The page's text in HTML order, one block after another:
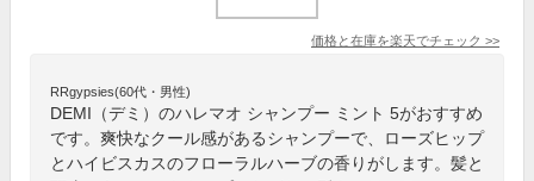
価格と在庫を楽天でチェック >>
RRgypsies(60代・男性)
DEMI（デミ）のハレマオ シャンプー ミント 5がおすすめ
です。爽快なクール感があるシャンプーで、ローズヒップ
とハイビスカスのフローラルハーブの香りがします。髪と